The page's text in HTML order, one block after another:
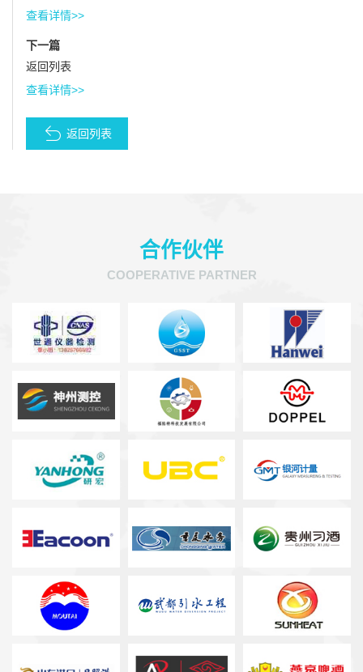
查看详情>>
下一篇
返回列表
查看详情>>
返回列表
合作伙伴
COOPERATIVE PARTNER